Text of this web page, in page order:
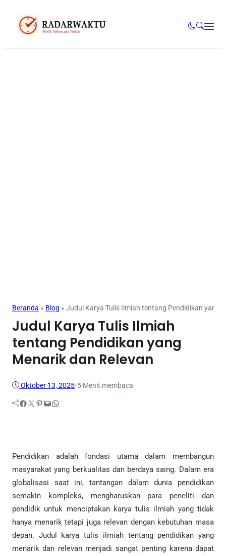
Beranda » Blog » Judul Karya Tulis Ilmiah tentang Pendidikan yang
Judul Karya Tulis Ilmiah
tentang Pendidikan yang
Menarik dan Relevan
Oktober 13, 2025•5 Menit membaca
Facebook Twitter Pinterest Mail WhatsApp
Pendidikan adalah fondasi utama dalam membangun
masyarakat yang berkualitas dan berdaya saing. Dalam era
globalisasi saat ini, tantangan dalam dunia pendidikan
semakin kompleks, mengharuskan para peneliti dan
pendidik untuk menciptakan karya tulis ilmiah yang tidak
hanya menarik tetapi juga relevan dengan kebutuhan masa
depan. Judul karya tulis ilmiah tentang pendidikan yang
menarik dan relevan menjadi sangat penting karena dapat